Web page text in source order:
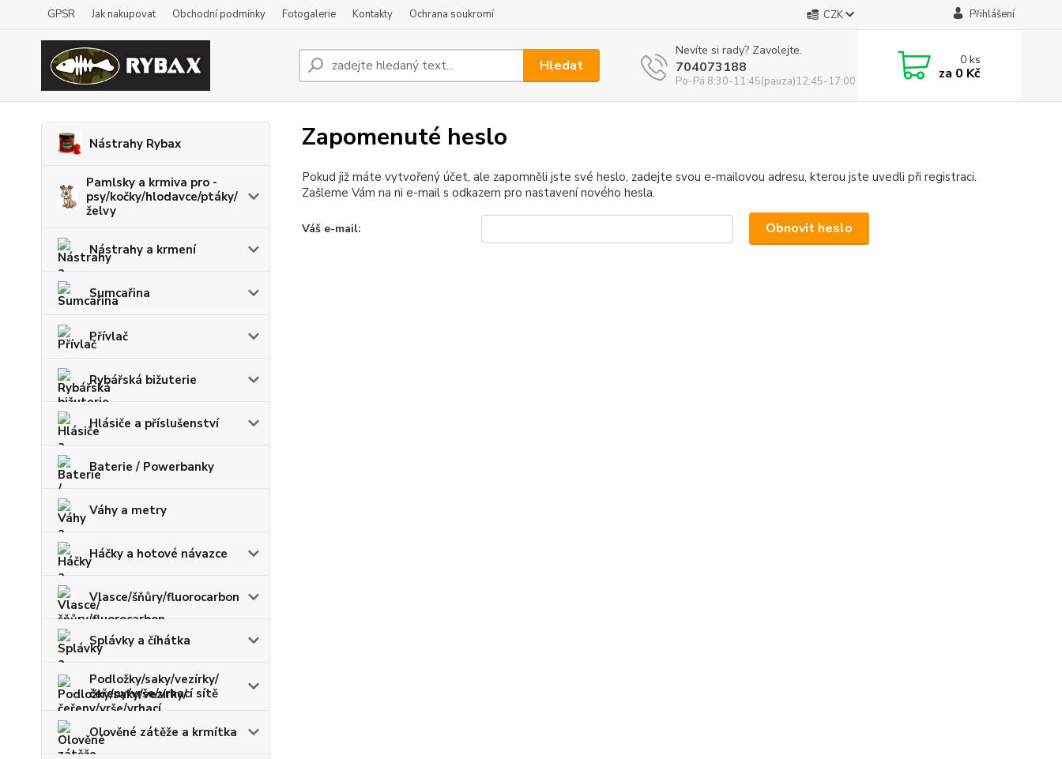
GPSR Jak nakupovat Obchodní podmínky Fotogalerie Kontakty Ochrana soukromí CZK Přihlášení
Hledat
Nevíte si rady? Zavolejte.
704073188
Po-Pá 8:30-11:45(pauza)12:45-17:00
0ks
za 0 Kč
Nástrahy Rybax
Pamlsky a krmiva pro -
psy/kočky/hlodavce/ptáky/
želvy
Nástrahy a krmení
Sumcařina
Přívlač
Rybářská bižuterie
Hlásiče a příslušenství
Baterie / Powerbanky
Váhy a metry
Háčky a hotové návazce
Vlasce/šňůry/fluorocarbon
Splávky a číhátka
Podložky/saky/vezírky/
čeřeny/vrše/vrhací sítě
Olověné zátěže a krmítka
Zapomenuté heslo
Pokud již máte vytvořený účet, ale zapomněli jste své heslo, zadejte svou e-mailovou adresu, kterou jste uvedli při registraci.
Zašleme Vám na ni e-mail s odkazem pro nastavení nového hesla.
Váš e-mail: Obnovit heslo